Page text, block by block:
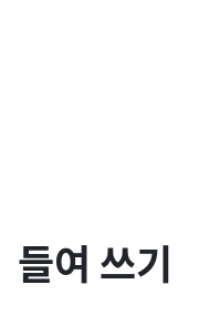
들여 쓰기